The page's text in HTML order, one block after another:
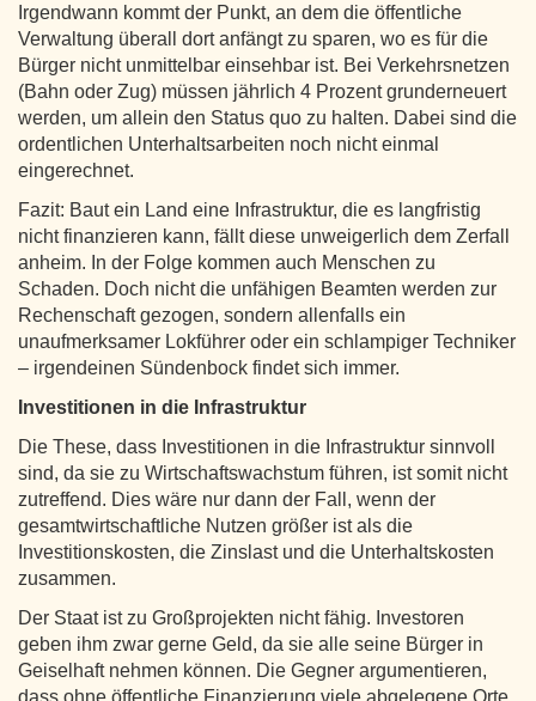
Irgendwann kommt der Punkt, an dem die öffentliche
Verwaltung überall dort anfängt zu sparen, wo es für die
Bürger nicht unmittelbar einsehbar ist. Bei Verkehrsnetzen
(Bahn oder Zug) müssen jährlich 4 Prozent grunderneuert
werden, um allein den Status quo zu halten. Dabei sind die
ordentlichen Unterhaltsarbeiten noch nicht einmal
eingerechnet.
Fazit: Baut ein Land eine Infrastruktur, die es langfristig
nicht finanzieren kann, fällt diese unweigerlich dem Zerfall
anheim. In der Folge kommen auch Menschen zu
Schaden. Doch nicht die unfähigen Beamten werden zur
Rechenschaft gezogen, sondern allenfalls ein
unaufmerksamer Lokführer oder ein schlampiger Techniker
– irgendeinen Sündenbock findet sich immer.
Investitionen in die Infrastruktur
Die These, dass Investitionen in die Infrastruktur sinnvoll
sind, da sie zu Wirtschaftswachstum führen, ist somit nicht
zutreffend. Dies wäre nur dann der Fall, wenn der
gesamtwirtschaftliche Nutzen größer ist als die
Investitionskosten, die Zinslast und die Unterhaltskosten
zusammen.
Der Staat ist zu Großprojekten nicht fähig. Investoren
geben ihm zwar gerne Geld, da sie alle seine Bürger in
Geiselhaft nehmen können. Die Gegner argumentieren,
dass ohne öffentliche Finanzierung viele abgelegene Orte